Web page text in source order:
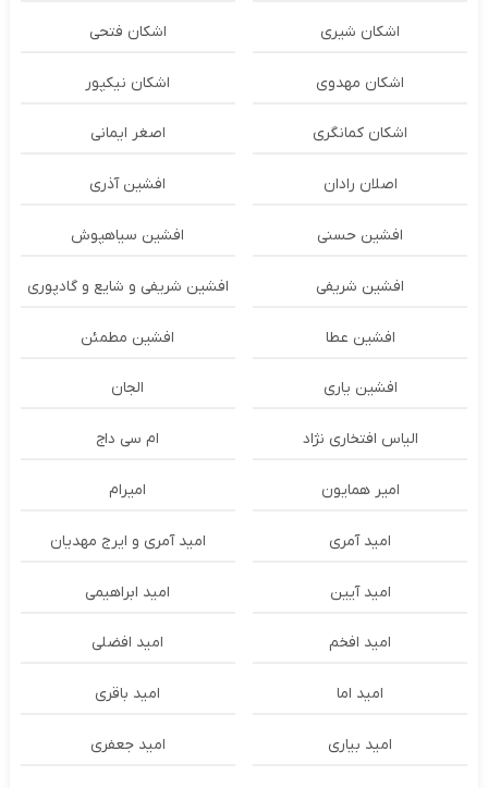
اشکان شیری اشکان فتحی
اشکان مهدوی اشکان نیکپور
اشکان‌ کمانگری اصغر ایمانی
اصلان رادان افشین آذری
افشین حسنی افشین سیاهپوش
افشین شریفی افشین شریفی و شایع و گادپوری
افشین عطا افشین مطمئن
افشین یاری الجان
الیاس افتخاری نژاد ام سی داج
امير همايون اميرام
امید آمری امید آمری و ایرج مهدیان
امید آیین امید ابراهیمی
امید افخم امید افضلی
امید اما امید باقری
امید بیاری امید جعفری